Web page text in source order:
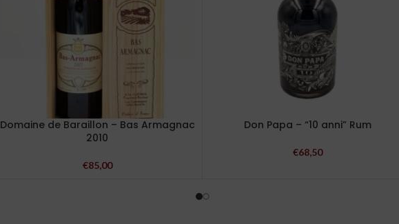
Domaine de Baraillon – Bas Armagnac
2010
€85,00
Don Papa – “10 anni” Rum
€68,50